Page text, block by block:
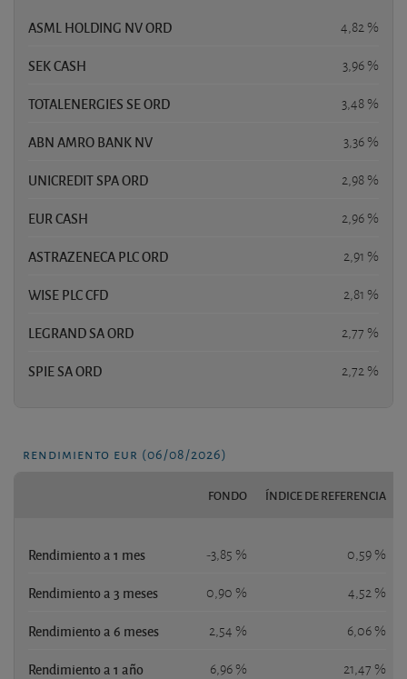
ASML HOLDING NV ORD 4,82 %
SEK CASH 3,96 %
TOTALENERGIES SE ORD 3,48 %
ABN AMRO BANK NV 3,36 %
UNICREDIT SPA ORD 2,98 %
EUR CASH 2,96 %
ASTRAZENECA PLC ORD 2,91 %
WISE PLC CFD 2,81 %
LEGRAND SA ORD 2,77 %
SPIE SA ORD 2,72 %
rendimiento eur (06/08/2026)
FONDO ÍNDICE DE REFERENCIA
Rendimiento a 1 mes -3,85 % 0,59 %
Rendimiento a 3 meses 0,90 % 4,52 %
Rendimiento a 6 meses 2,54 % 6,06 %
Rendimiento a 1 año 6,96 % 21,47 %